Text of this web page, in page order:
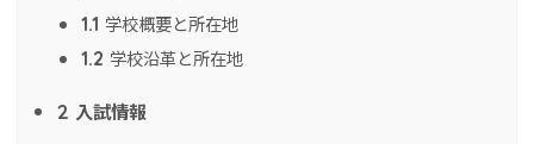
1.1 学校概要と所在地
1.2 学校沿革と所在地
2 入試情報